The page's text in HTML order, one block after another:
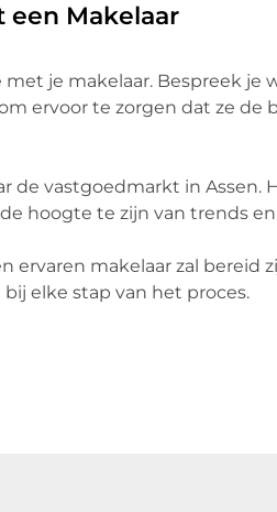
een Makelaar
je makelaar. Bespreek je
ervoor te zorgen dat ze de
de vastgoedmarkt in Assen.
hoogte te zijn van trends
ervaren makelaar zal bereid
elke stap van het proces.